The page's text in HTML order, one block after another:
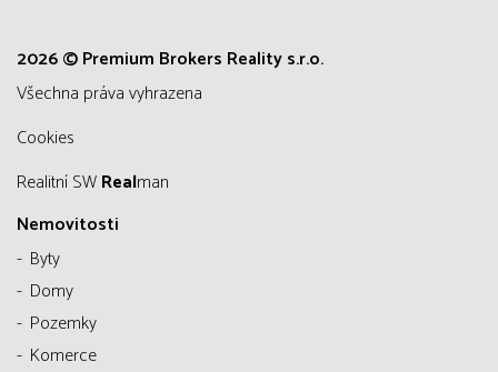
2026 © Premium Brokers Reality s.r.o.
všechna práva vyhrazena
Cookies
Realitní SWRealman
Nemovitosti
Byty
Domy
Pozemky
Komerce